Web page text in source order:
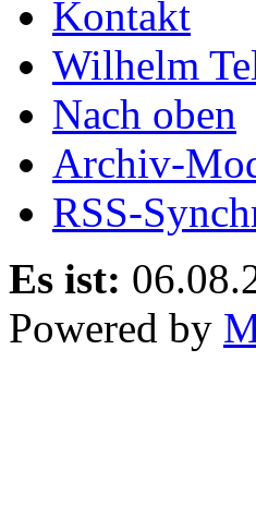
Kontakt
Wilhelm
Nach oben
Archiv-
RSS-
Es ist:
Powered by